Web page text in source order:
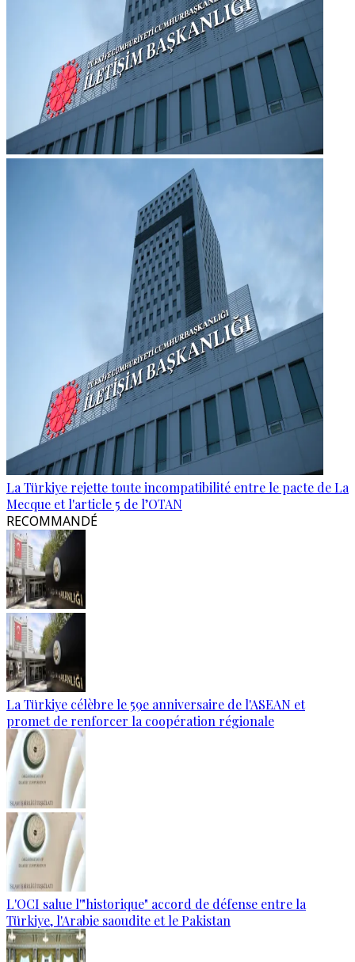
La Türkiye rejette toute incompatibilité entre le pacte de La
Mecque et l'article 5 de l’OTAN
RECOMMANDÉ
La Türkiye célèbre le 59e anniversaire de l'ASEAN et
promet de renforcer la coopération régionale
L'OCI salue l'"historique" accord de défense entre la
Türkiye, l'Arabie saoudite et le Pakistan